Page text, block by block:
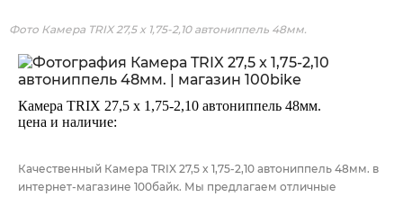
Фото Камера TRIX 27,5 x 1,75-2,10 автониппель 48мм.
Камера TRIX 27,5 x 1,75-2,10 автониппель 48мм.
цена и наличие:
Качественный Камера TRIX 27,5 x 1,75-2,10 автониппель 48мм. в
интернет-магазине 100байк. Мы предлагаем отличные